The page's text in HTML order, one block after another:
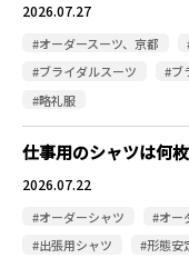
2026.07.27
#オーダースーツ、京都
#ブライダルスーツ
#ブ
#略礼服
仕事用のシャツは何
2026.07.22
#オーダーシャツ
#オー
#出張用シャツ
#形態安